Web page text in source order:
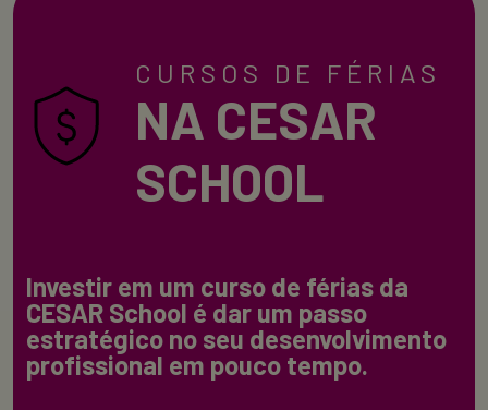
CURSOS DE FÉRIAS
NA CESAR
SCHOOL
Investir em um curso de férias da
CESAR School é dar um passo
estratégico no seu desenvolvimento
profissional em pouco tempo.